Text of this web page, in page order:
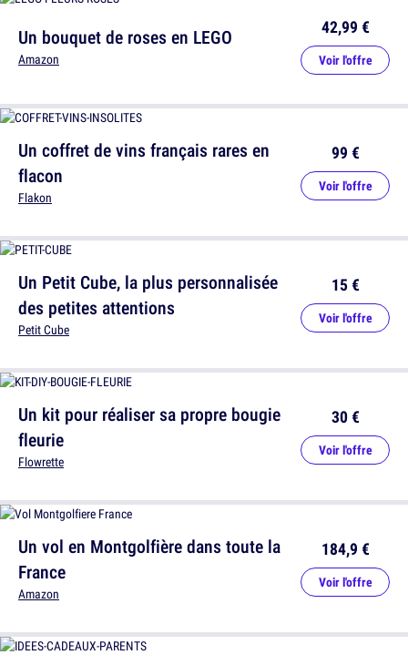
Un bouquet de roses en LEGO
Amazon
42,99 €
Voir l'offre
Un Petit Cube, la plus personnalisée
des petites attentions
Petit Cube
15 €
Voir l'offre
Un vol en Montgolfière dans toute la
France
Amazon
184,9 €
Voir l'offre
Un coffret de vins français rares en
flacon
Flakon
99 €
Voir l'offre
Un kit pour réaliser sa propre bougie
fleurie
Flowrette
30 €
Voir l'offre